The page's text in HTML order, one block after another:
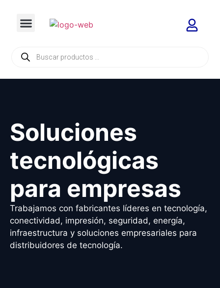
Soluciones
tecnológicas
para empresas
Trabajamos con fabricantes líderes en tecnología,
conectividad, impresión, seguridad, energía,
infraestructura y soluciones empresariales para
distribuidores de tecnología.